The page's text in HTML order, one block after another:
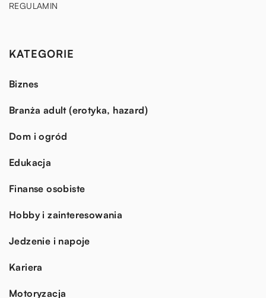
REGULAMIN
KATEGORIE
Biznes
Branża adult (erotyka, hazard)
Dom i ogród
Edukacja
Finanse osobiste
Hobby i zainteresowania
Jedzenie i napoje
Kariera
Motoryzacja